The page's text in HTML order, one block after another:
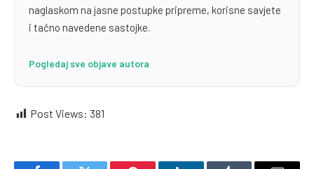
naglaskom na jasne postupke pripreme, korisne savjete
i tačno navedene sastojke.
Pogledaj sve objave autora
Post Views: 381